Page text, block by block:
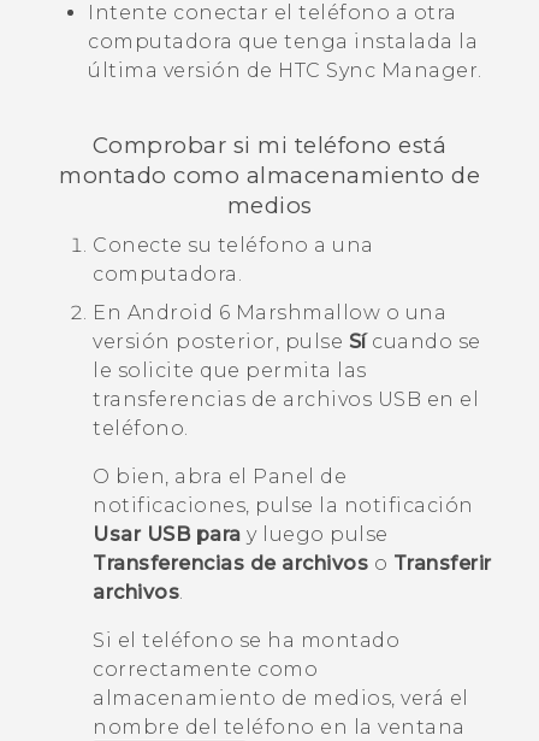
Intente conectar el teléfono a otra
computadora que tenga instalada la
última versión de HTC Sync Manager.
Comprobar si mi teléfono está
montado como almacenamiento de
medios
Conecte su teléfono a una
computadora.
En Android 6 Marshmallow o una
versión posterior, pulse Sícuando se
le solicite que permita las
transferencias de archivos USB en el
teléfono.
O bien, abra el Panel de
notificaciones, pulse la notificación
Usar USB para y luego pulse
Transferencias de archivos o Transferir
archivos.
Si el teléfono se ha montado
correctamente como
almacenamiento de medios, verá el
nombre del teléfono en la ventana